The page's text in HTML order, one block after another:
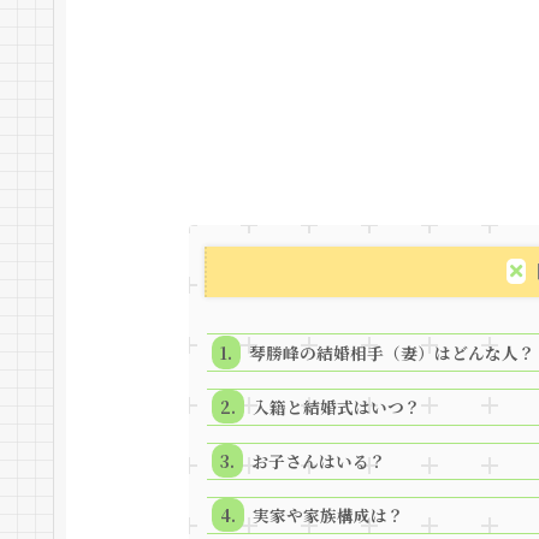
琴勝峰の結婚相手（妻）はどんな人？
入籍と結婚式はいつ？
お子さんはいる？
実家や家族構成は？